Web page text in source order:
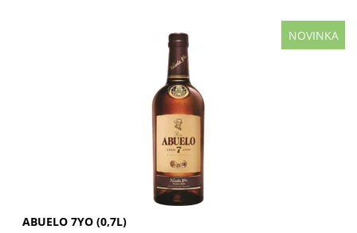
NOVINKA
Objevte rum Abuelo 7YO (0,7l) zrající 7 let v sudech z
bílého dubu. Vychutnejte jemné aroma a vytříbenou chuť,
která vzniká díky tropickému podnebí...
ABUELO 7YO (0,7L)